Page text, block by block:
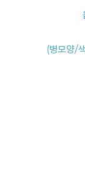
(병모양/